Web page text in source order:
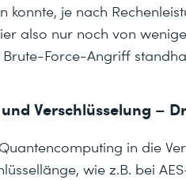
konnte, je nach
also nur noch von
Force-Angriff
Verschlüsselung –
in die
wie z.B. bei